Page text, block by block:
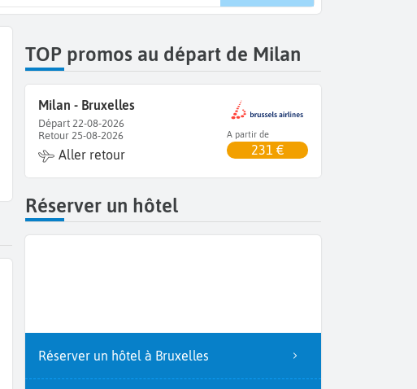
TOP promos au départ de Milan
Milan - Bruxelles
Départ 22-08-2026
Retour 25-08-2026
Aller retour
A partir de
231 €
Réserver un hôtel
Réserver un hôtel à Bruxelles